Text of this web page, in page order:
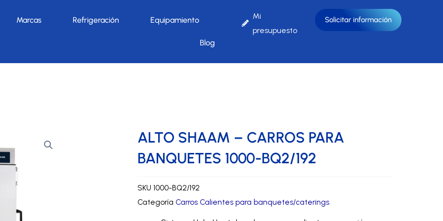
Marcas Refrigeración Equipamiento
Blog
Mi
presupuesto
Solicitar información
ALTO SHAAM – CARROS PARA
BANQUETES 1000-BQ2/192
SKU 1000-BQ2/192
Categoría Carros Calientes para banquetes/caterings